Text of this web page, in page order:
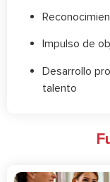
Impulso de
Desarrollo
talento